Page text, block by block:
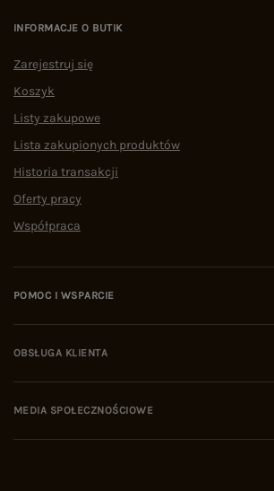
INFORMACJE O BUTIK
Zarejestruj się
Koszyk
Listy zakupowe
Lista zakupionych produktów
Historia transakcji
Oferty pracy
Współpraca
POMOC I WSPARCIE
OBSŁUGA KLIENTA
MEDIA SPOŁECZNOŚCIOWE